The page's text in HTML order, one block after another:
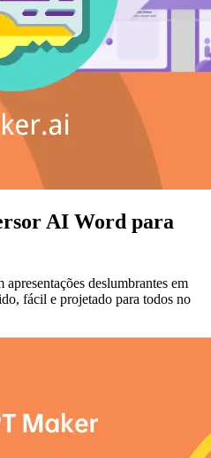
AI Word para
deslumbrantes em
fácil e projetado para todos no